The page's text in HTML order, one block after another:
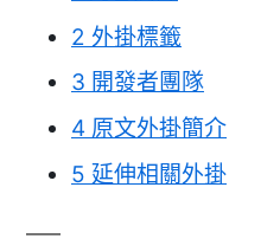
2 外掛標籤
3 開發者團隊
4 原文外掛簡介
5 延伸相關外掛